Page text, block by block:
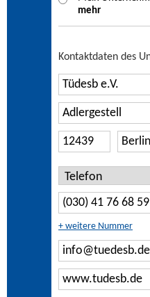
mehr
Kontaktdaten des
+ weitere Nummer